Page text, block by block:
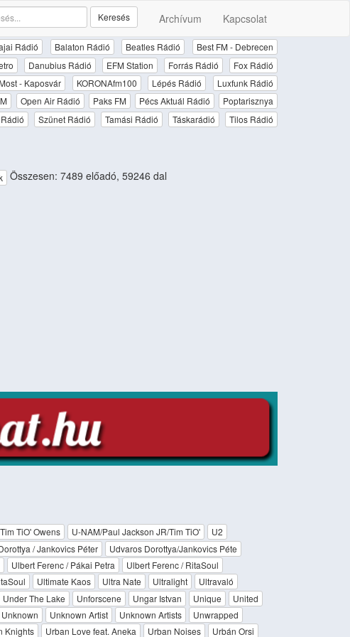
Archívum Kapcsolat
Keresés
Rádió Balaton Rádió Beatles Rádió
Best FM - Debrecen
Danubius Rádió EFM Station Forrás Rádió
Fox Rádió
- Kaposvár KORONAfm100 Lépés Rádió
Luxfunk Rádió
Open Air Rádió Paks FM Pécs Aktuál Rádió
Poptarisznya
Szünet Rádió Tamási Rádió Táskarádió
Tilos Rádió
Összesen: 7489 előadó, 59246 dal
TiO' Owens U-NAM/Paul Jackson JR/Tim TiO'
U2
/ Jankovics Péter
Udvaros Dorottya/Jankovics Péte
Ulbert Ferenc / Pákai Petra
Ulbert Ferenc / RitaSoul
Ultimate Kaos Ultra Nate Ultralight
Ultravaló
Under The Lake Unforscene Ungar Istvan Unique
United
Unknown Unknown Artist Unknown Artists
Unwrapped
Knights Urban Love feat. Aneka Urban Noises Urbán Orsi